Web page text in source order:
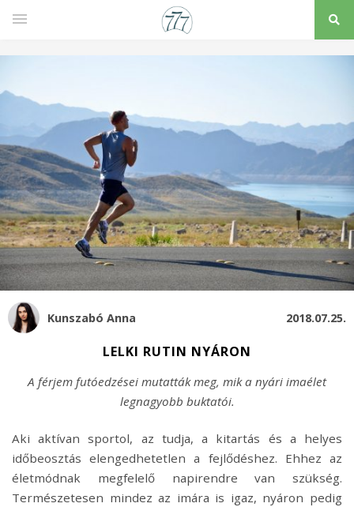
Kunszabó Anna 2018.07.25.
LELKI RUTIN NYÁRON
A férjem futóedzései mutatták meg, mik a nyári imaélet
legnagyobb buktatói.
Aki aktívan sportol, az tudja, a kitartás és a helyes
időbeosztás elengedhetetlen a fejlődéshez. Ehhez az
életmódnak megfelelő napirendre van szükség.
Természetesen mindez az imára is igaz, nyáron pedig